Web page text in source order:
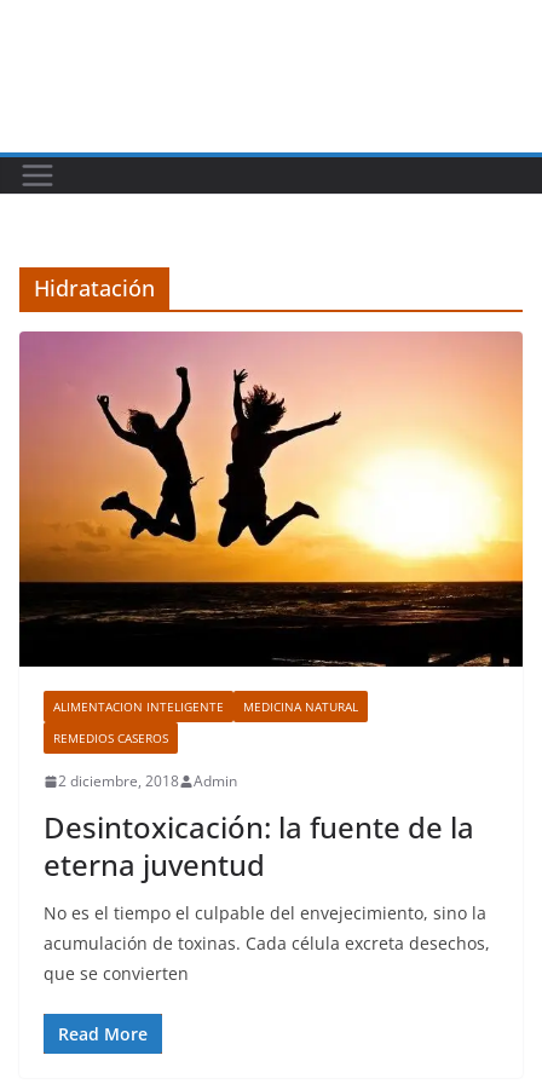
Hidratación
ALIMENTACION INTELIGENTE
MEDICINA NATURAL
REMEDIOS CASEROS
2 diciembre, 2018 Admin
Desintoxicación: la fuente de la
eterna juventud
No es el tiempo el culpable del envejecimiento, sino la
acumulación de toxinas. Cada célula excreta desechos,
que se convierten
Read More